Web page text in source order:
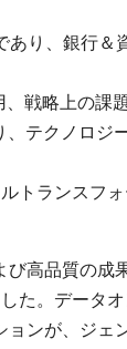
り、銀行＆
戦略上の課
テクノロジ
トランスフ
高品質の成
た。データ
ンが、ジェ